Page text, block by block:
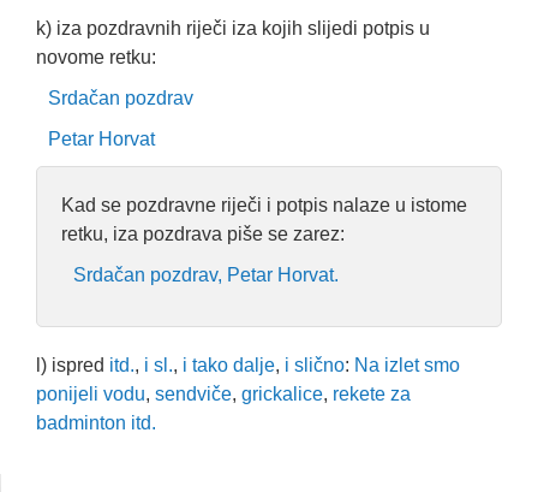
k) iza pozdravnih riječi iza kojih slijedi potpis u
novome retku:
Srdačan pozdrav
Petar Horvat
Kad se pozdravne riječi i potpis nalaze u istome
retku, iza pozdrava piše se zarez:
Srdačan pozdrav, Petar Horvat.
l) ispred itd., i sl., i tako dalje, i slično: Na izlet smo
ponijeli vodu, sendviče, grickalice, rekete za
badminton itd.